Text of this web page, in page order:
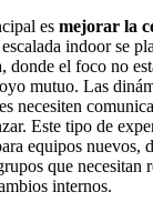
es mejorar la
indoor se
donde el foco no
mutuo. Las
necesiten
Este tipo de
equipos nuevos,
que necesitan
internos.